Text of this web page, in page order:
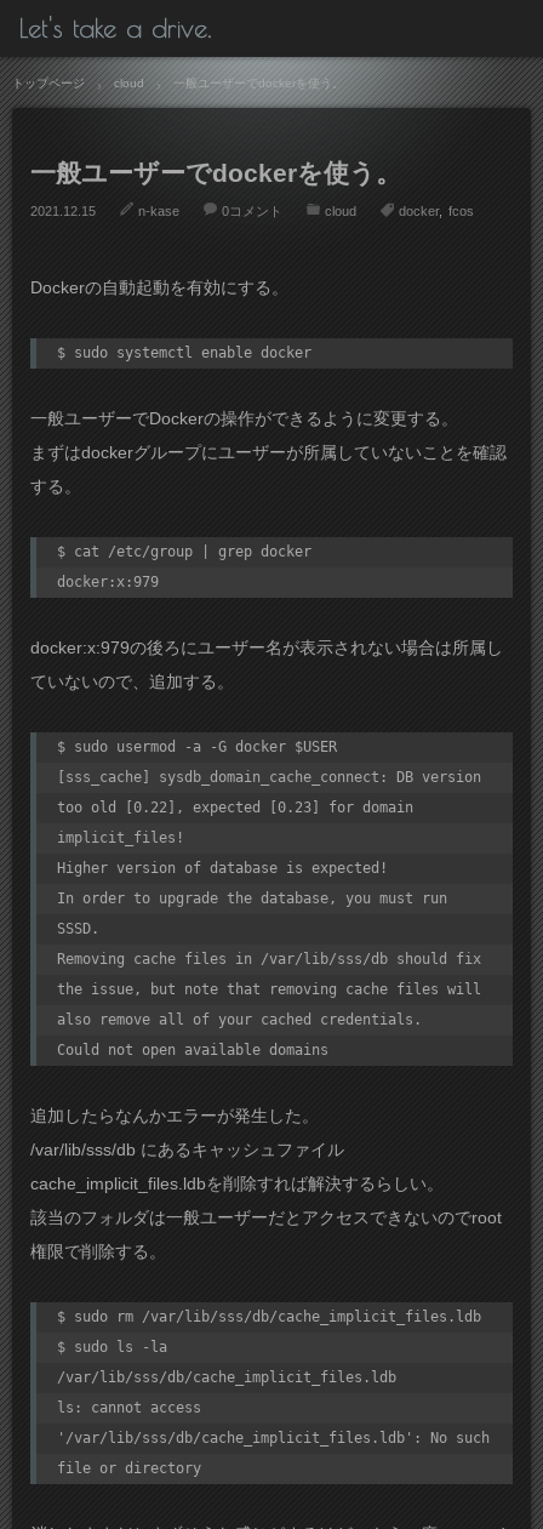
Let's take a drive.
トップページ cloud 一般ユーザーでdockerを使う。
一般ユーザーでdockerを使う。
2021.12.15 n-kase 0コメント cloud docker fcos
Dockerの自動起動を有効にする。
$ sudo systemctl enable docker
一般ユーザーでDockerの操作ができるように変更する。
まずはdockerグループにユーザーが所属していないことを確認
する。
$ cat /etc/group | grep docker
docker:x:979
docker:x:979の後ろにユーザー名が表示されない場合は所属し
ていないので、追加する。
$ sudo usermod -a -G docker $USER
[sss_cache] sysdb_domain_cache_connect: DB version
too old [0.22], expected [0.23] for domain
implicit_files!
Higher version of database is expected!
In order to upgrade the database, you must run
SSSD.
Removing cache files in /var/lib/sss/db should fix
the issue, but note that removing cache files will
also remove all of your cached credentials.
Could not open available domains
追加したらなんかエラーが発生した。
/var/lib/sss/db にあるキャッシュファイル
cache_implicit_files.ldbを削除すれば解決するらしい。
該当のフォルダは一般ユーザーだとアクセスできないのでroot
権限で削除する。
$ sudo rm /var/lib/sss/db/cache_implicit_files.ldb
$ sudo ls -la
/var/lib/sss/db/cache_implicit_files.ldb
ls: cannot access
'/var/lib/sss/db/cache_implicit_files.ldb': No such
file or directory